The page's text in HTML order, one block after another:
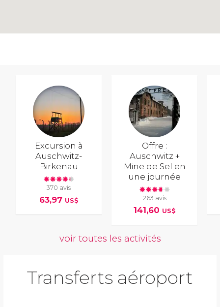
Excursion à
Auschwitz-
Birkenau
370 avis
63,97 US$
Offre :
Auschwitz +
Mine de Sel en
une journée
263 avis
141,60 US$
voir toutes les activités
Transferts aéroport